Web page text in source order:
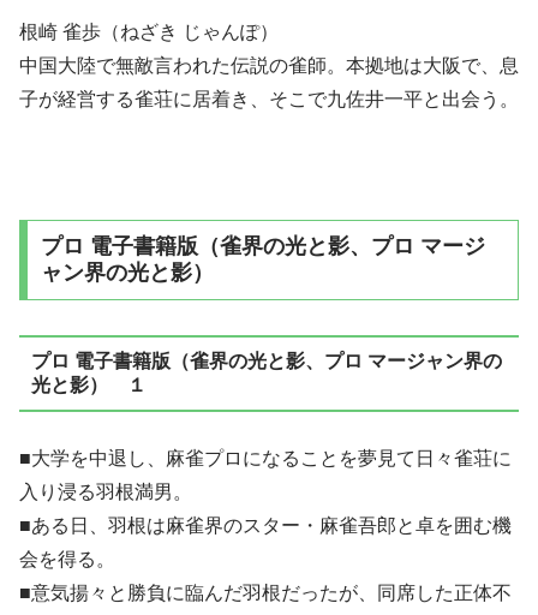
根崎 雀歩（ねざき じゃんぽ）
中国大陸で無敵言われた伝説の雀師。本拠地は大阪で、息
子が経営する雀荘に居着き、そこで九佐井一平と出会う。
プロ 電子書籍版（雀界の光と影、プロ マージ
ャン界の光と影）
プロ 電子書籍版（雀界の光と影、プロ マージャン界の
光と影） １
■大学を中退し、麻雀プロになることを夢見て日々雀荘に
入り浸る羽根満男。
■ある日、羽根は麻雀界のスター・麻雀吾郎と卓を囲む機
会を得る。
■意気揚々と勝負に臨んだ羽根だったが、同席した正体不